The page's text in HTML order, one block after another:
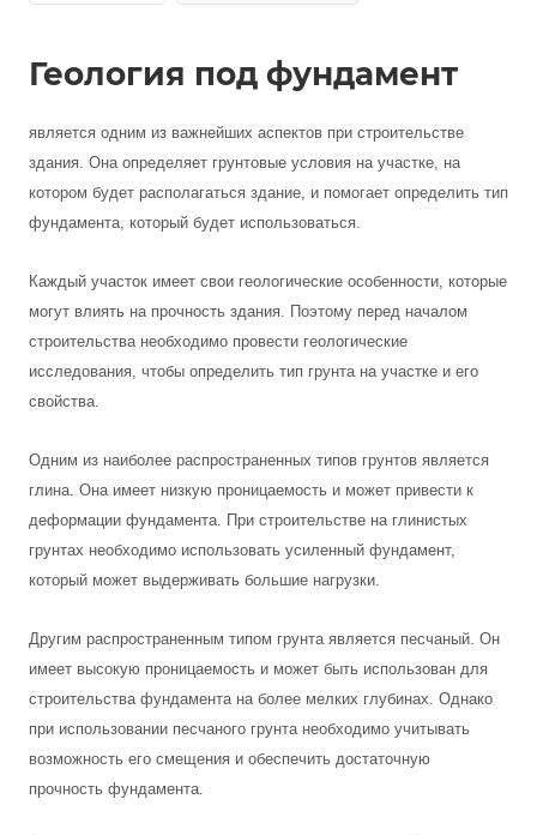
Геология под фундамент
является одним из важнейших аспектов при строительстве
здания. Она определяет грунтовые условия на участке, на
котором будет располагаться здание, и помогает определить тип
фундамента, который будет использоваться.
Каждый участок имеет свои геологические особенности, которые
могут влиять на прочность здания. Поэтому перед началом
строительства необходимо провести геологические
исследования, чтобы определить тип грунта на участке и его
свойства.
Одним из наиболее распространенных типов грунтов является
глина. Она имеет низкую проницаемость и может привести к
деформации фундамента. При строительстве на глинистых
грунтах необходимо использовать усиленный фундамент,
который может выдерживать большие нагрузки.
Другим распространенным типом грунта является песчаный. Он
имеет высокую проницаемость и может быть использован для
строительства фундамента на более мелких глубинах. Однако
при использовании песчаного грунта необходимо учитывать
возможность его смещения и обеспечить достаточную
прочность фундамента.